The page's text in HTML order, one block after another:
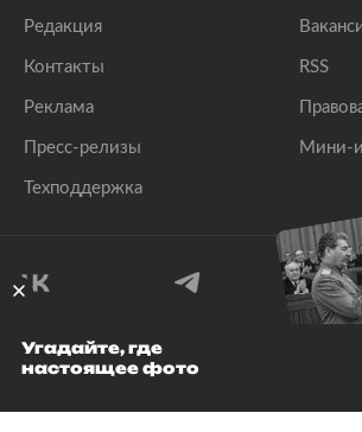
Редакция
Контакты
Реклама
Пресс-релизы
Техподдержка
RSS
Мини-
© 1999–2026 Все права защищены.
Угадайте, где
настоящее фото